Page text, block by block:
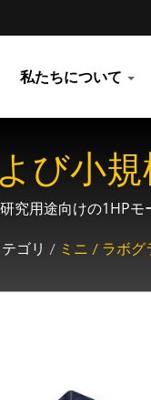
私たちについて
び小
ー
究用途向けの1HP
ゴリ / ミニ / ラボグ